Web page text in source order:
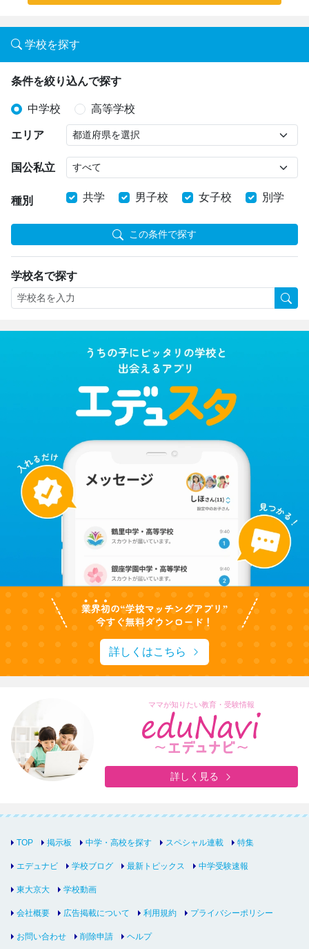
学校を探す
条件を絞り込んで探す
中学校 高等学校
エリア
国公私立
種別 共学 男子校 女子校 別学
この条件で探す
学校名で探す
詳しくはこちら
ママが知りたい教育・受験情報
詳しく見る
TOP 掲示板 中学・高校を探す スペシャル連載 特集
エデュナビ 学校ブログ 最新トピックス 中学受験速報
東大京大 学校動画
会社概要 広告掲載について 利用規約 プライバシーポリシー
お問い合わせ 削除申請 ヘルプ